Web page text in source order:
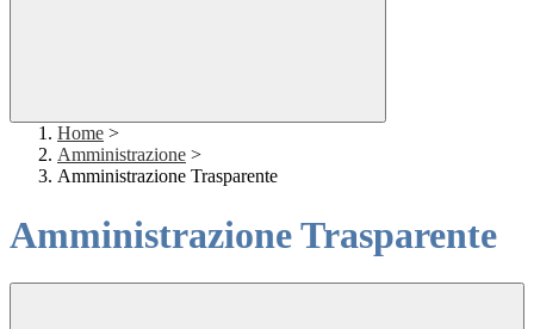
Home >
Amministrazione >
Amministrazione Trasparente
Amministrazione Trasparente